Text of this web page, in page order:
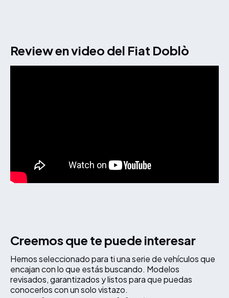
Review en video del Fiat Doblò
Creemos que te puede interesar
Hemos seleccionado para ti una serie de vehículos que
encajan con lo que estás buscando. Modelos
revisados, garantizados y listos para que puedas
conocerlos con un solo vistazo.